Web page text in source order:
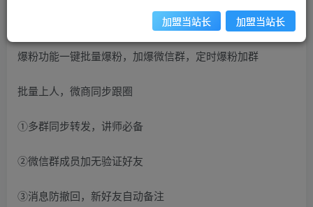
外面200一个月的微信中控全能版出来了，内涵视频教程
爆粉功能一键批量爆粉，加爆微信群，定时爆粉加群
批量上人，微商同步跟圈
①多群同步转发，讲师必备
②微信群成员加无验证好友
③消息防撤回，新好友自动备注
加盟当站长 加盟当站长